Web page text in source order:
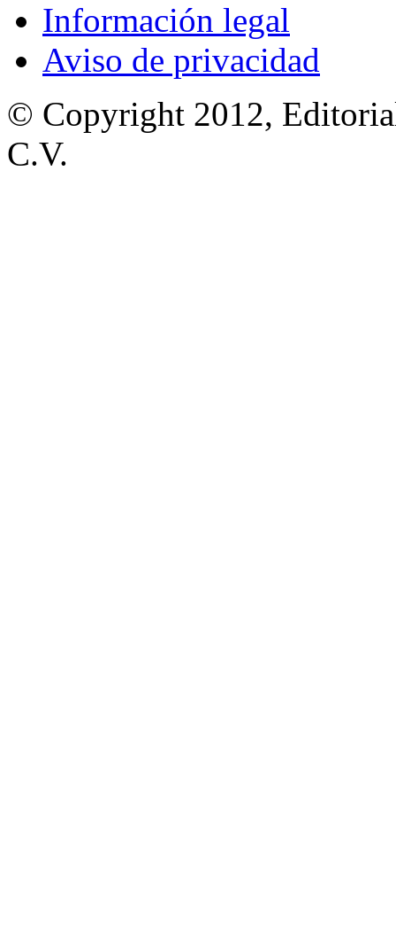
Información legal
Aviso de privacidad
© Copyright 2012,
C.V.